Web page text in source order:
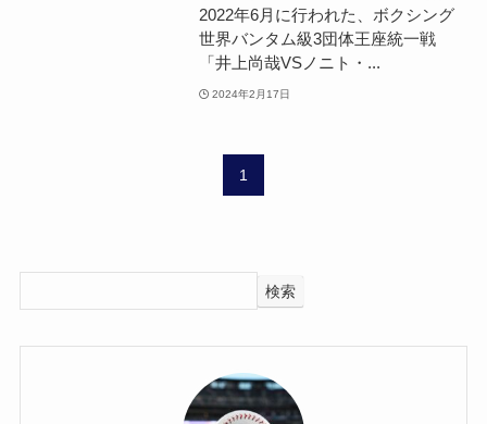
2022年6月に行われた、ボクシング
世界バンタム級3団体王座統一戦
「井上尚哉VSノニト・...
2024年2月17日
1
検索